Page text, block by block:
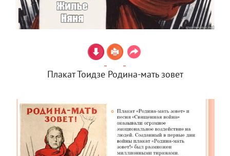
Плакат Тоидзе Родина-мать зовет